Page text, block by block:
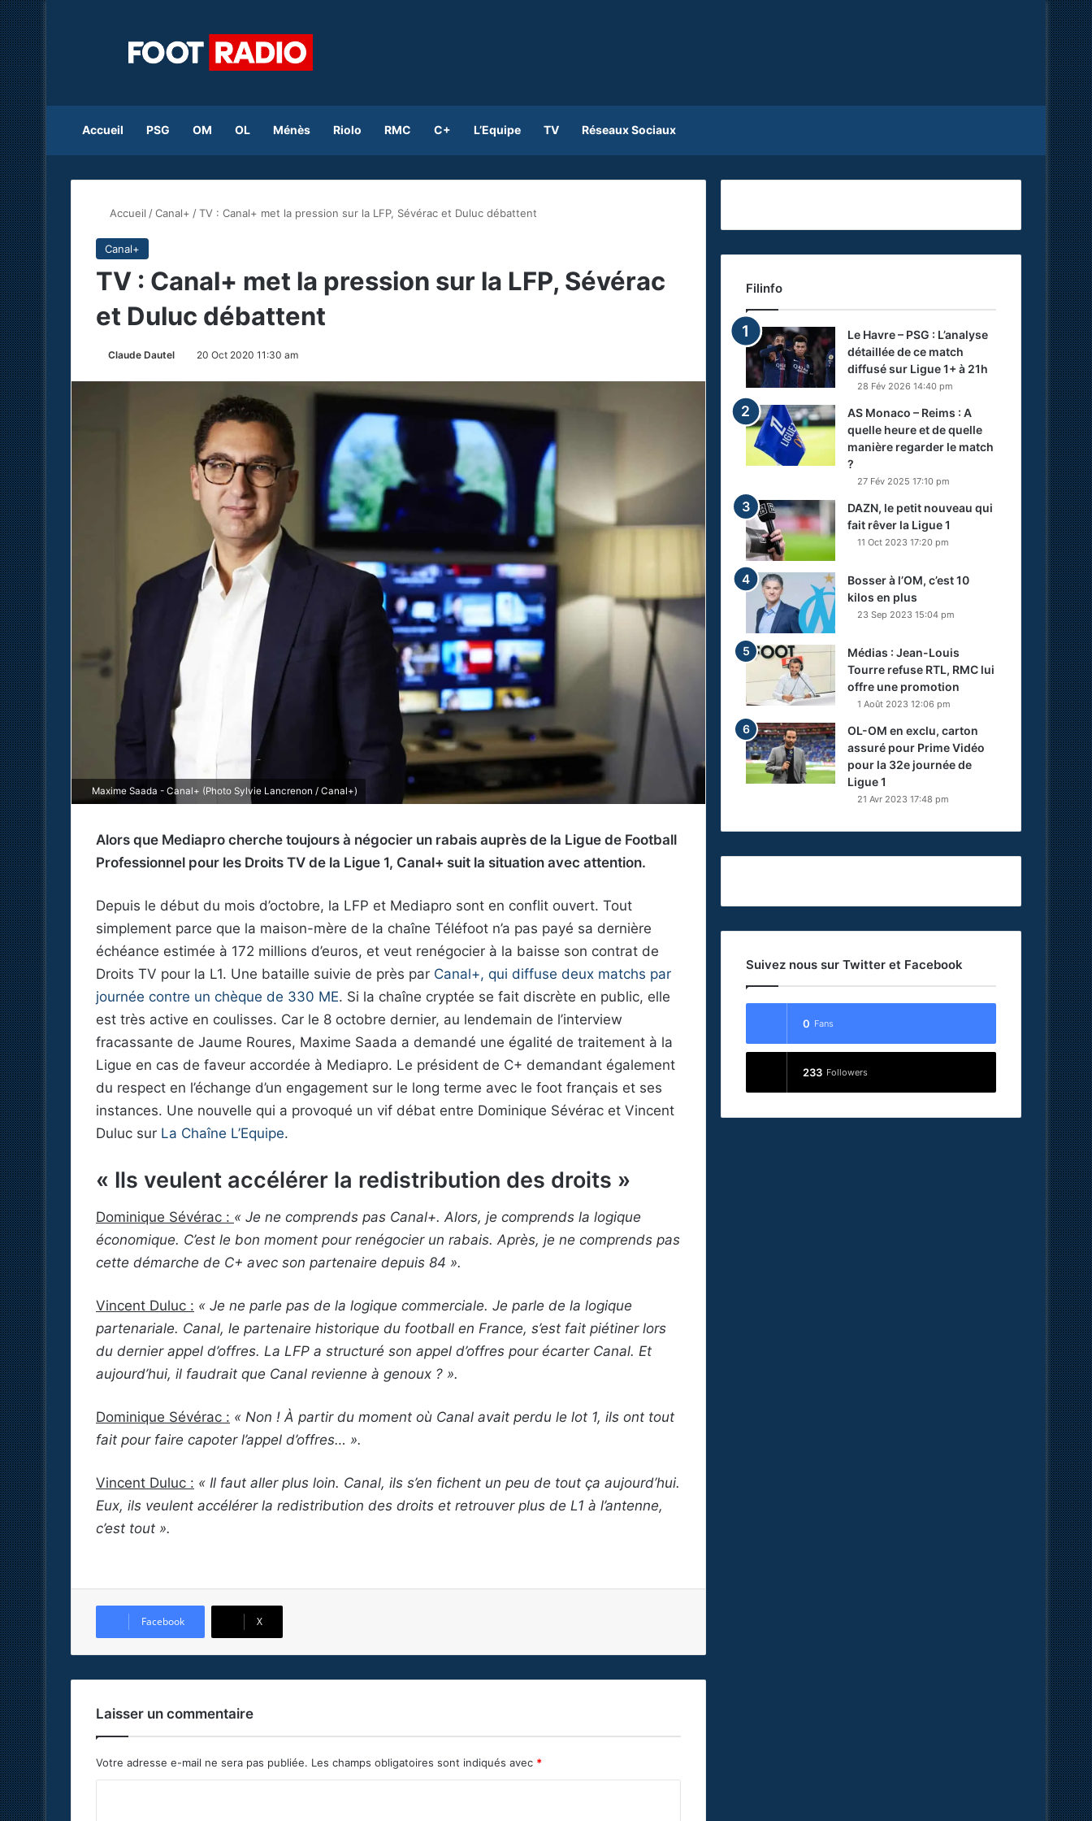
Accueil PSG OM OL Ménès Riolo RMC C+ L’Equipe TV Réseaux Sociaux
Accueil /Canal+ /TV : Canal+ met la pression sur la LFP, Sévérac et Duluc débattent
Canal+
TV : Canal+ met la pression sur la LFP, Sévérac
et Duluc débattent
Claude Dautel 20 Oct 2020 11:30 am
Maxime Saada - Canal+ (Photo Sylvie Lancrenon / Canal+)
Alors que Mediapro cherche toujours à négocier un rabais auprès de la Ligue de Football
Professionnel pour les Droits TV de la Ligue 1, Canal+ suit la situation avec attention.
Depuis le début du mois d’octobre, la LFP et Mediapro sont en conflit ouvert. Tout
simplement parce que la maison-mère de la chaîne Téléfoot n’a pas payé sa dernière
échéance estimée à 172 millions d’euros, et veut renégocier à la baisse son contrat de
Droits TV pour la L1. Une bataille suivie de près par Canal+, qui diffuse deux matchs par
journée contre un chèque de 330 ME. Si la chaîne cryptée se fait discrète en public, elle
est très active en coulisses. Car le 8 octobre dernier, au lendemain de l’interview
fracassante de Jaume Roures, Maxime Saada a demandé une égalité de traitement à la
Ligue en cas de faveur accordée à Mediapro. Le président de C+ demandant également
du respect en l’échange d’un engagement sur le long terme avec le foot français et ses
instances. Une nouvelle qui a provoqué un vif débat entre Dominique Sévérac et Vincent
Duluc sur La Chaîne L’Equipe.
« Ils veulent accélérer la redistribution des droits »
Dominique Sévérac : « Je ne comprends pas Canal+. Alors, je comprends la logique
économique. C’est le bon moment pour renégocier un rabais. Après, je ne comprends pas
cette démarche de C+ avec son partenaire depuis 84 ».
Vincent Duluc : « Je ne parle pas de la logique commerciale. Je parle de la logique
partenariale. Canal, le partenaire historique du football en France, s’est fait piétiner lors
du dernier appel d’offres. La LFP a structuré son appel d’offres pour écarter Canal. Et
aujourd’hui, il faudrait que Canal revienne à genoux ? ».
Dominique Sévérac : « Non ! À partir du moment où Canal avait perdu le lot 1, ils ont tout
fait pour faire capoter l’appel d’offres… ».
Vincent Duluc : « Il faut aller plus loin. Canal, ils s’en fichent un peu de tout ça aujourd’hui.
Eux, ils veulent accélérer la redistribution des droits et retrouver plus de L1 à l’antenne,
c’est tout ».
Facebook X
Laisser un commentaire
Votre adresse e-mail ne sera pas publiée. Les champs obligatoires sont indiqués avec *
Filinfo
Le Havre – PSG : L’analyse
détaillée de ce match
diffusé sur Ligue 1+ à 21h
28 Fév 2026 14:40 pm
AS Monaco – Reims : A
quelle heure et de quelle
manière regarder le match
?
27 Fév 2025 17:10 pm
DAZN, le petit nouveau qui
fait rêver la Ligue 1
11 Oct 2023 17:20 pm
Bosser à l’OM, c’est 10
kilos en plus
23 Sep 2023 15:04 pm
Médias : Jean-Louis
Tourre refuse RTL, RMC lui
offre une promotion
1 Août 2023 12:06 pm
OL-OM en exclu, carton
assuré pour Prime Vidéo
pour la 32e journée de
Ligue 1
21 Avr 2023 17:48 pm
Suivez nous sur Twitter et Facebook
0 Fans
233 Followers